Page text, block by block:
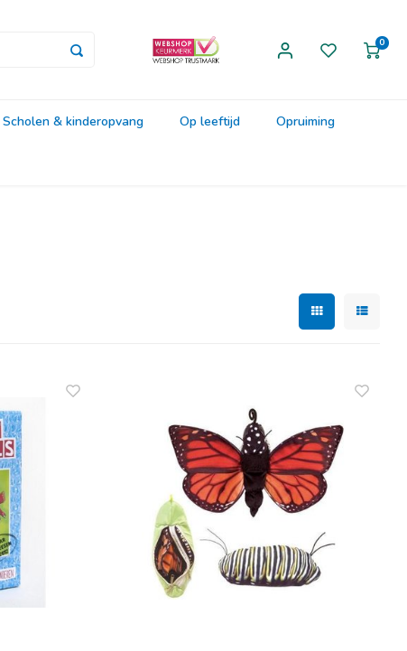
0
Scholen & kinderopvang Op leeftijd Opruiming